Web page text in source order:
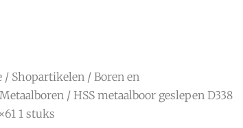
/ Shopartikelen / Boren en
Metaalboren / HSS metaalboor geslepen D338
1 stuks